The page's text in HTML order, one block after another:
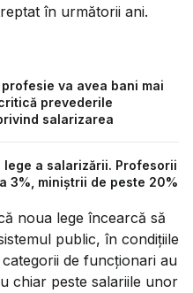
în următorii ani.
va avea bani mai
prevederile
salarizarea
a salarizării. Profesorii
3%, miniștrii de peste 20%
noua lege încearcă să
public, în condițiile
de funcționari au
chiar peste salariile unor